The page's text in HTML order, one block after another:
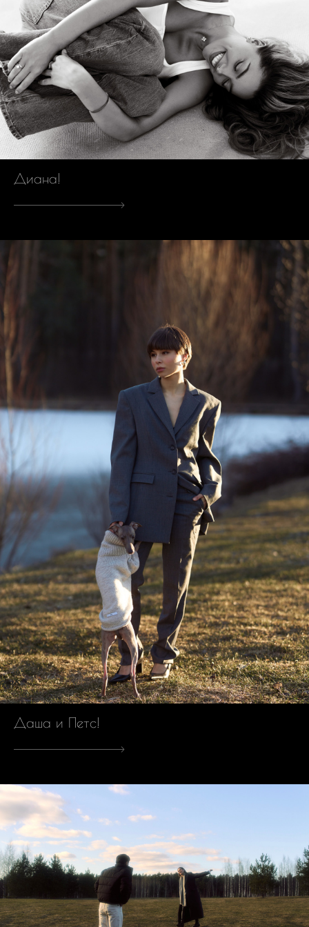
Диана!
Даша и Петс!